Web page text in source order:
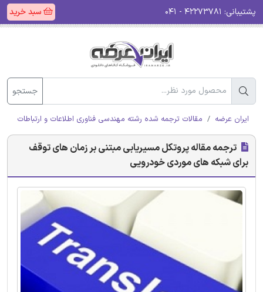
پشتیبانی: سبد خرید
جستجو
ایران عرضه مقالات ترجمه شده رشته مهندسی فناوری اطلاعات و ارتباطات (ICT)
ترجمه مقاله پروتکل مسیریابی مبتنی بر زمان های توقف
برای شبکه های موردی خودرویی